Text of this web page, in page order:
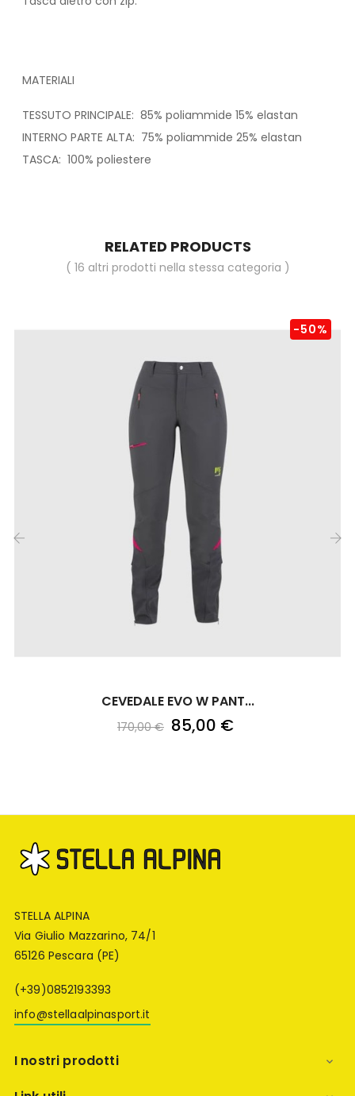
MATERIALI
TESSUTO PRINCIPALE: 85% poliammide 15% elastan
INTERNO PARTE ALTA: 75% poliammide 25% elastan
TASCA: 100% poliestere
RELATED PRODUCTS
( 16 altri prodotti nella stessa categoria )
CEVEDALE EVO W PANT...
170,00 €
-50%
85,00 €
STELLA ALPINA
Via Giulio Mazzarino, 74/1
65126 Pescara (PE)
(+39)0852193393
info@stellaalpinasport.it
I nostri prodotti 